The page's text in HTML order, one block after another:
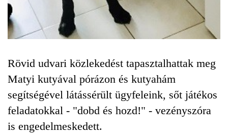
Rövid udvari közlekedést tapasztalhattak meg
Matyi kutyával pórázon és kutyahám
segítségével látássérült ügyfeleink, sőt játékos
feladatokkal - "dobd és hozd!" - vezényszóra
is engedelmeskedett.